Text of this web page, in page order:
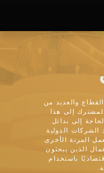
والعديد من
إلى هذا
إلى بدائل
الشركات الدولية
المرنة الأخرى
الذين يبحثون
باستخدام